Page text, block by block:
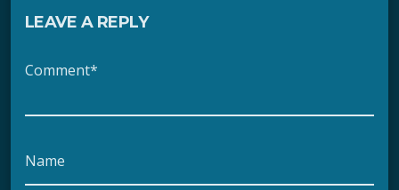
LEAVE A REPLY
Comment*
Name